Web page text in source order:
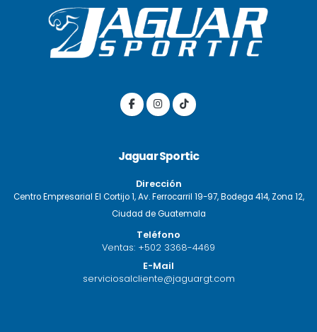
Jaguar Sportic
Dirección
Centro Empresarial El Cortijo 1, Av. Ferrocarril 19-97, Bodega 414, Zona 12,
Ciudad de Guatemala
Teléfono
Ventas: +502 3368-4469
E-Mail
serviciosalcliente@jaguargt.com